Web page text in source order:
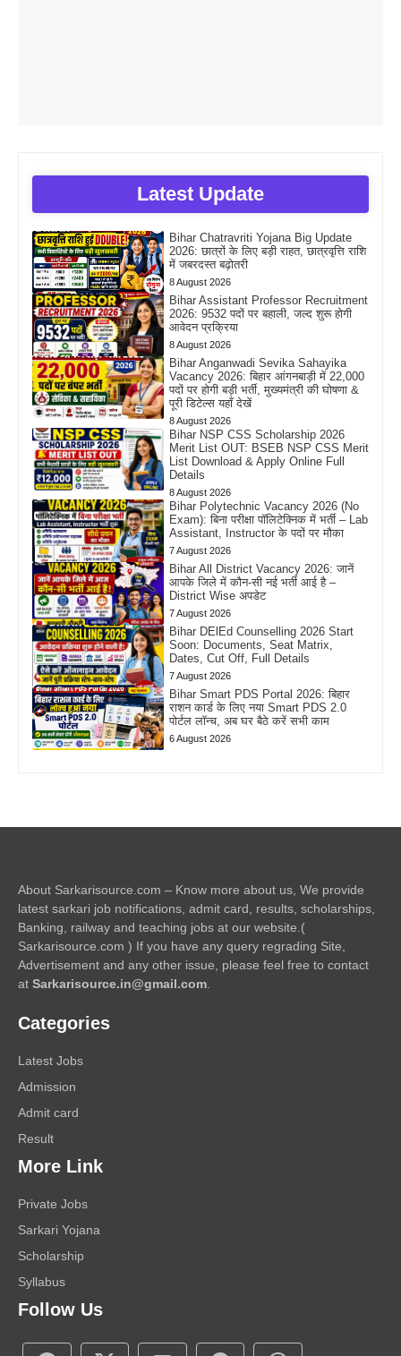
Latest Update
Bihar Chatravriti Yojana Big Update
2026: छात्रों के लिए बड़ी राहत, छात्रवृत्ति राशि
में जबरदस्त बढ़ोतरी
8 August 2026
Bihar Assistant Professor Recruitment
2026: 9532 पदों पर बहाली, जल्द शुरू होगी
आवेदन प्रक्रिया
8 August 2026
Bihar Anganwadi Sevika Sahayika
Vacancy 2026: बिहार आंगनबाड़ी में 22,000
पदों पर होगी बड़ी भर्ती, मुख्यमंत्री की घोषणा &
पूरी डिटेल्स यहाँ देखें
8 August 2026
Bihar NSP CSS Scholarship 2026
Merit List OUT: BSEB NSP CSS Merit
List Download & Apply Online Full
Details
8 August 2026
Bihar Polytechnic Vacancy 2026 (No
Exam): बिना परीक्षा पॉलिटेक्निक में भर्ती – Lab
Assistant, Instructor के पदों पर मौका
7 August 2026
Bihar All District Vacancy 2026: जानें
आपके जिले में कौन-सी नई भर्ती आई है –
District Wise अपडेट
7 August 2026
Bihar DElEd Counselling 2026 Start
Soon: Documents, Seat Matrix,
Dates, Cut Off, Full Details
7 August 2026
Bihar Smart PDS Portal 2026: बिहार
राशन कार्ड के लिए नया Smart PDS 2.0
पोर्टल लॉन्च, अब घर बैठे करें सभी काम
6 August 2026
About Sarkarisource.com – Know more about us, We provide
latest sarkari job notifications, admit card, results, scholarships,
Banking, railway and teaching jobs at our website.(
Sarkarisource.com ) If you have any query regrading Site,
Advertisement and any other issue, please feel free to contact
at Sarkarisource.in@gmail.com
Categories
Latest Jobs
Admission
Admit card
Result
More Link
Private Jobs
Sarkari Yojana
Scholarship
Syllabus
Follow Us